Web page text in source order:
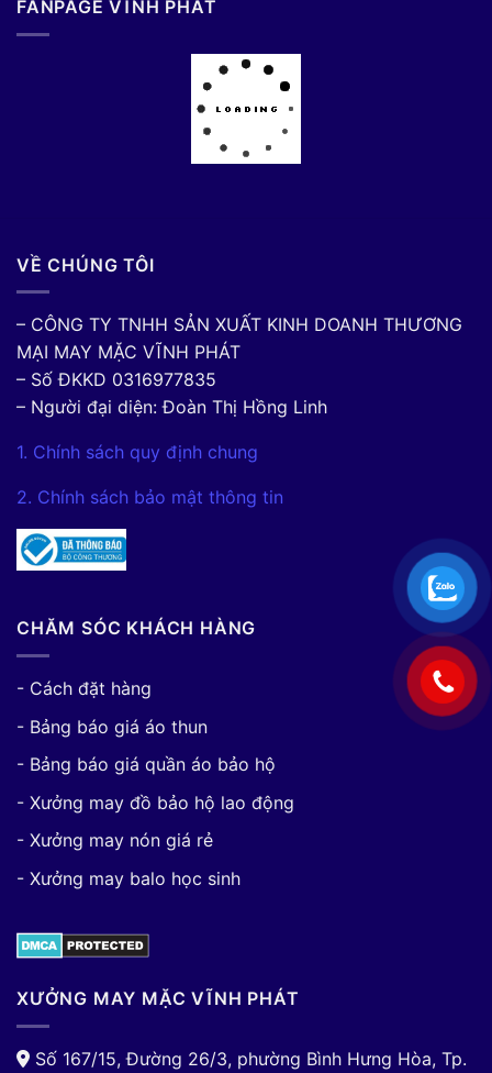
FANPAGE VĨNH PHÁT
VỀ CHÚNG TÔI
– CÔNG TY TNHH SẢN XUẤT KINH DOANH THƯƠNG
MẠI MAY MẶC VĨNH PHÁT
– Số ĐKKD 0316977835
– Người đại diện: Đoàn Thị Hồng Linh
1. Chính sách quy định chung
2. Chính sách bảo mật thông tin
CHĂM SÓC KHÁCH HÀNG
- Cách đặt hàng
- Bảng báo giá áo thun
- Bảng báo giá quần áo bảo hộ
- Xưởng may đồ bảo hộ lao động
- Xưởng may nón giá rẻ
- Xưởng may balo học sinh
XƯỞNG MAY MẶC VĨNH PHÁT
Số 167/15, Đường 26/3, phường Bình Hưng Hòa, Tp.